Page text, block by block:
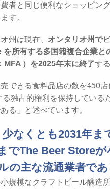
者と同じ便利なショッピン
す。
州は現在、 オンタリオ州で
所有する多国籍複合企業と
）を2025年末に終了す
できる食料品店の数を450
独占的権利を保持している
る」と述べています。
少なくとも2031年ま
でThe Beer Storeが
の主な流通業者で
規模なクラフトビール醸造